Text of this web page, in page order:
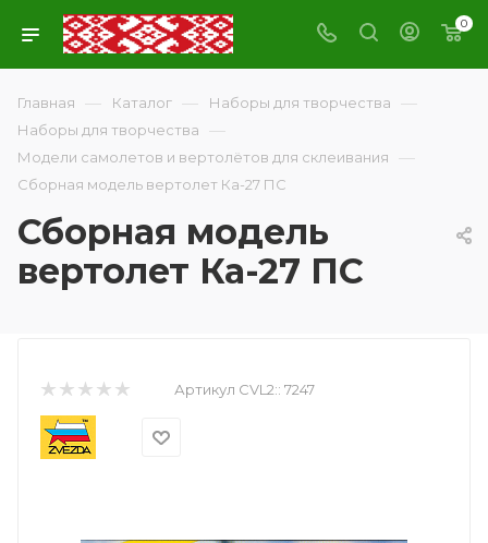
0
Главная — Каталог — Наборы для творчества —
Наборы для творчества —
Модели самолетов и вертолётов для склеивания —
Сборная модель вертолет Ка-27 ПС
Сборная модель
вертолет Ка-27 ПС
Артикул CVL2:: 7247